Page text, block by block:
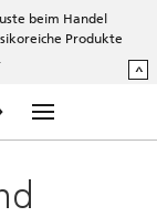
beim Handel
Produkte
^